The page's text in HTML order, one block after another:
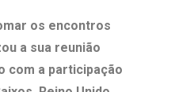
os encontros
a sua reunião
com a participação